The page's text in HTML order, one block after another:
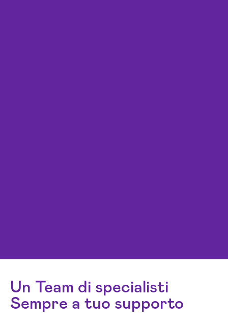
Un Team di specialisti
Sempre a tuo supporto